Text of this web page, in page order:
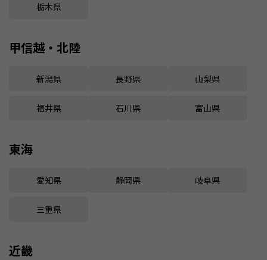
栃木県
甲信越・北陸
新潟県 長野県 山梨県
福井県 石川県 富山県
東海
愛知県 静岡県 岐阜県
三重県
近畿